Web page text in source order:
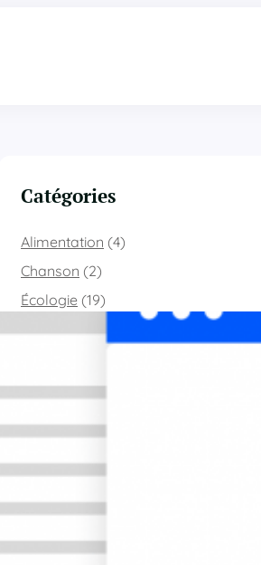
Catégories
Alimentation (4)
Chanson (2)
Écologie (19)
Fabrication(4)
Médical(10)
Nature(4)